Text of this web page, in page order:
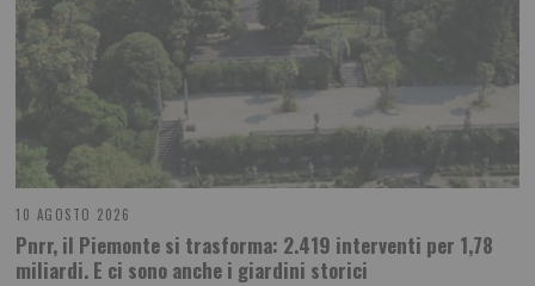
10 AGOSTO 2026
Pnrr, il Piemonte si trasforma: 2.419 interventi per 1,78
miliardi. E ci sono anche i giardini storici